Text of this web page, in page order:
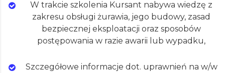
W trakcie szkolenia Kursant nabywa wiedzę z
zakresu obsługi żurawia, jego budowy, zasad
bezpiecznej eksploatacji oraz sposobów
postępowania w razie awarii lub wypadku,
Szczegółowe informacje dot. uprawnień na w/w